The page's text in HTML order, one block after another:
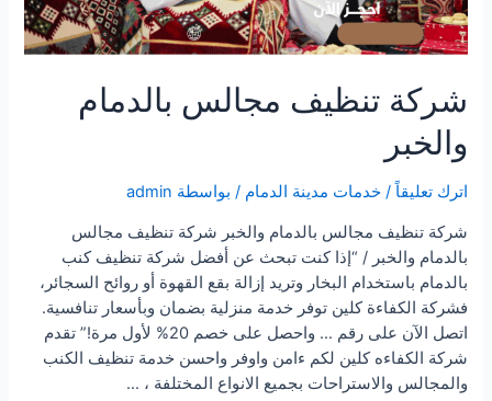
شركة تنظيف مجالس بالدمام
والخبر
اترك تعليقاً /خدمات مدينة الدمام / بواسطة admin
شركة تنظيف مجالس بالدمام والخبر شركة تنظيف مجالس
بالدمام والخبر / “إذا كنت تبحث عن أفضل شركة تنظيف كنب
بالدمام باستخدام البخار وتريد إزالة بقع القهوة أو روائح السجائر،
فشركة الكفاءة كلين توفر خدمة منزلية بضمان وبأسعار تنافسية.
اتصل الآن على رقم … واحصل على خصم 20% لأول مرة!” تقدم
شركة الكفاءه كلين لكم ءامن واوفر واحسن خدمة تنظيف الكنب
والمجالس والاستراحات بجميع الانواع المختلفة ، …